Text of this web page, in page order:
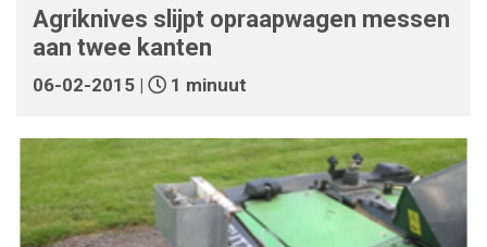
Agriknives slijpt opraapwagen messen
aan twee kanten
06-02-2015 | 1 minuut